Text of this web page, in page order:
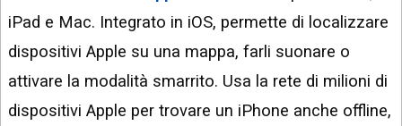
iPad e Mac. Integrato in iOS, permette di localizzare
dispositivi Apple su una mappa, farli suonare o
attivare la modalità smarrito. Usa la rete di milioni di
dispositivi Apple per trovare un iPhone anche offline,